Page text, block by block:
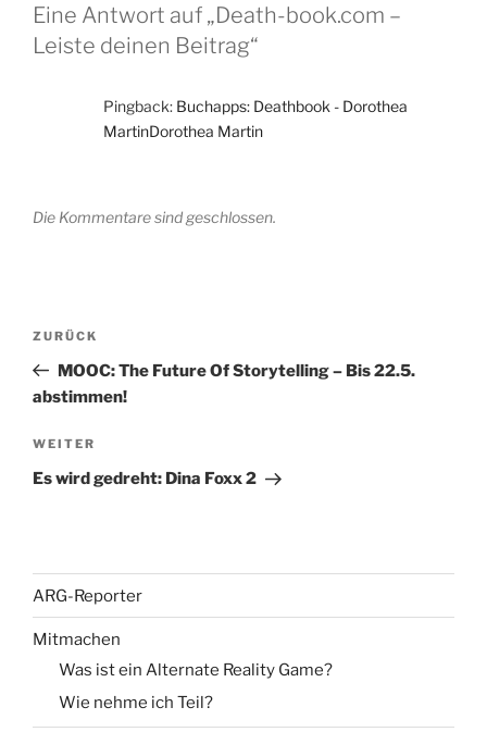
Eine Antwort auf „Death-book.com –
Leiste deinen Beitrag“
Pingback: Buchapps: Deathbook - Dorothea
MartinDorothea Martin
Die Kommentare sind geschlossen.
Beitragsnavigation
Vorheriger
Beitrag
ZURÜCK
MOOC: The Future Of Storytelling – Bis 22.5.
abstimmen!
Nächster
Beitrag
WEITER
Es wird gedreht: Dina Foxx 2
ARG-Reporter
Mitmachen
Was ist ein Alternate Reality Game?
Wie nehme ich Teil?